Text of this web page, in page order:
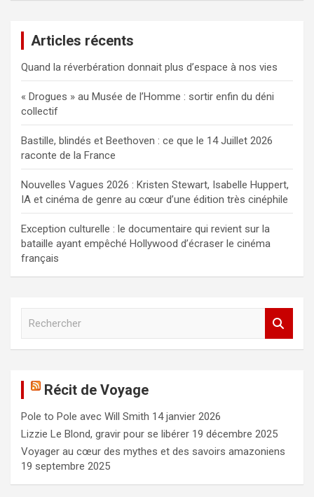
Articles récents
Quand la réverbération donnait plus d’espace à nos vies
« Drogues » au Musée de l’Homme : sortir enfin du déni
collectif
Bastille, blindés et Beethoven : ce que le 14 Juillet 2026
raconte de la France
Nouvelles Vagues 2026 : Kristen Stewart, Isabelle Huppert,
IA et cinéma de genre au cœur d’une édition très cinéphile
Exception culturelle : le documentaire qui revient sur la
bataille ayant empêché Hollywood d’écraser le cinéma
français
c
h
e
r
Récit de Voyage
Pole to Pole avec Will Smith 14 janvier 2026
Lizzie Le Blond, gravir pour se libérer 19 décembre 2025
Voyager au cœur des mythes et des savoirs amazoniens
19 septembre 2025